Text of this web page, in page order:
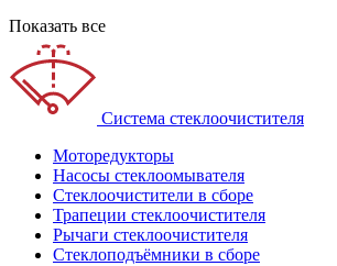
Показать все
Система стеклоочистителя
Моторедукторы
Насосы стеклоомывателя
Стеклоочистители в сборе
Трапеции стеклоочистителя
Рычаги стеклоочистителя
Стеклоподъёмники в сборе